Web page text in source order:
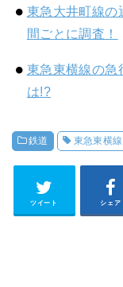
東急大井町線の
間ごとに調査！
東急東横線の急
は!?
鉄道 東急東横線
ツイート シェア